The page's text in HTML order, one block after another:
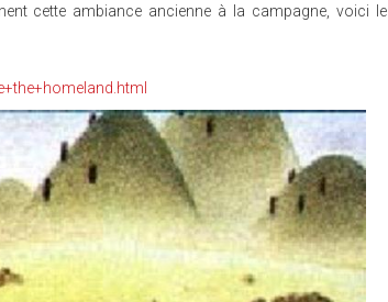
cette ambiance ancienne à la campagne, voici le